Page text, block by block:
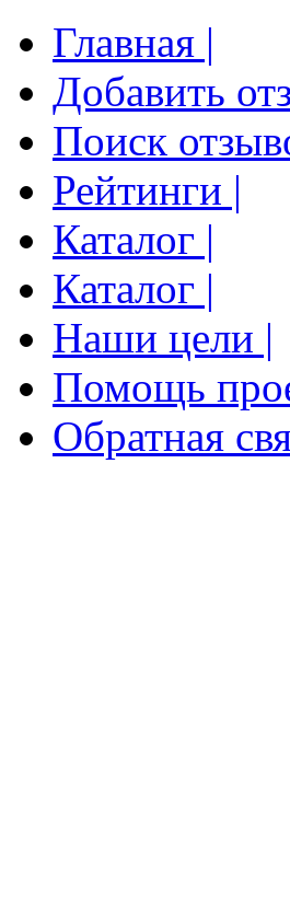
Главная |
Добавить
Поиск
Рейтинги |
Каталог |
Каталог |
Наши цели |
Помощь
Обратная